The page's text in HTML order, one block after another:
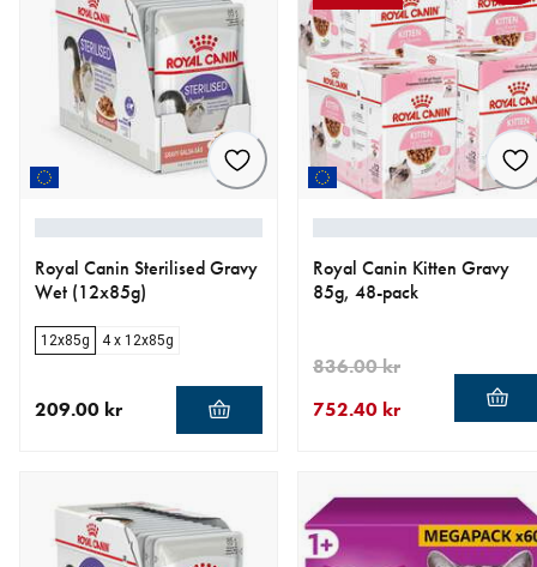
Royal Canin Sterilised Gravy
Wet (12x85g)
12x85g 4 x 12x85g
209.00 kr
Royal Canin Kitten Gravy
85g, 48-pack
752.40 kr
836.00 kr